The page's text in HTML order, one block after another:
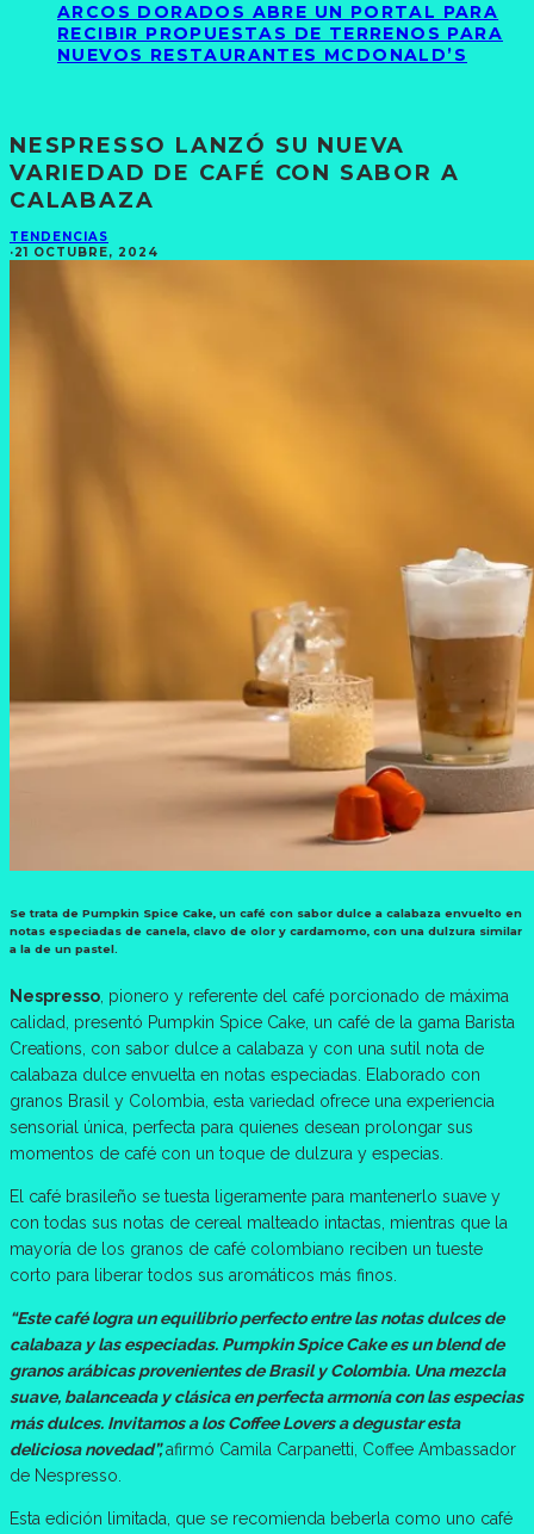
ARCOS DORADOS ABRE UN PORTAL PARA
RECIBIR PROPUESTAS DE TERRENOS PARA
NUEVOS RESTAURANTES MCDONALD’S
NESPRESSO LANZÓ SU NUEVA
VARIEDAD DE CAFÉ CON SABOR A
CALABAZA
TENDENCIAS
·21 OCTUBRE, 2024
Se trata de Pumpkin Spice Cake, un café con sabor dulce a calabaza envuelto en
notas especiadas de canela, clavo de olor y cardamomo, con una dulzura similar
a la de un pastel.
Nespresso, pionero y referente del café porcionado de máxima
calidad, presentó Pumpkin Spice Cake, un café de la gama Barista
Creations, con sabor dulce a calabaza y con una sutil nota de
calabaza dulce envuelta en notas especiadas. Elaborado con
granos Brasil y Colombia, esta variedad ofrece una experiencia
sensorial única, perfecta para quienes desean prolongar sus
momentos de café con un toque de dulzura y especias.
El café brasileño se tuesta ligeramente para mantenerlo suave y
con todas sus notas de cereal malteado intactas, mientras que la
mayoría de los granos de café colombiano reciben un tueste
corto para liberar todos sus aromáticos más finos.
“Este café logra un equilibrio perfecto entre las notas dulces de
calabaza y las especiadas. Pumpkin Spice Cake es un blend de
granos arábicas provenientes de Brasil y Colombia. Una mezcla
suave, balanceada y clásica en perfecta armonía con las especias
más dulces. Invitamos a los Coffee Lovers a degustar esta
deliciosa novedad”,afirmó Camila Carpanetti, Coffee Ambassador
de Nespresso.
Esta edición limitada, que se recomienda beberla como uno café